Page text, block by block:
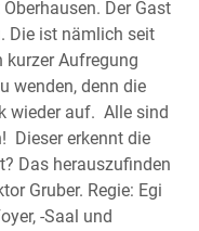
Der Gast
Die ist nämlich seit
kurzer Aufregung
wenden, denn die
wieder auf. Alle sind
Dieser erkennt die
Das herauszufinden
Gruber. Regie: Egi
-Saal und